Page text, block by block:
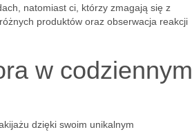
natomiast ci, którzy zmagają się z
produktów oraz obserwacja reakcji
w codziennym
dzięki swoim unikalnym